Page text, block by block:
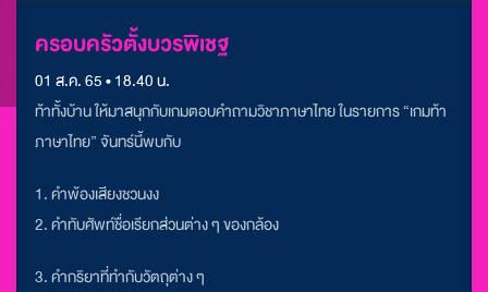
ครอบครัวตั้งบวรพิเชฐ
01 ส.ค. 65 • 18.40 น.
ท้าทั้งบ้าน ให้มาสนุกกับเกมตอบคำถามวิชาภาษาไทย ในรายการ “เกมท้า
ภาษาไทย” จันทร์นี้พบกับ
1. คำพ้องเสียงชวนงง
2. คำทับศัพท์ชื่อเรียกส่วนต่าง ๆ ของกล้อง
3. คำกริยาที่ทำกับวัตถุต่าง ๆ